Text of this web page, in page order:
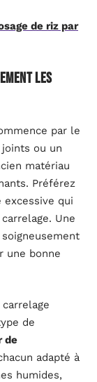
de riz par
les
par le
ou un
matériau
Préférez
qui
Une
une bonne
de
de
adapté à
humides,